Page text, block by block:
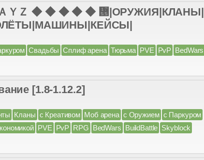
ＹＺ ◆ ◆ ◆ ◆ ◆ ᝕|ОРУЖИЯ|КЛАНЫ|
Свадьбы Сплиф арена Тюрьма PVE PvP BedWars
[1.8-1.12.2]
Кланы с Креативом Моб арена с Оружием с Паркуром
PVE PvP RPG BedWars BuildBattle Skyblock